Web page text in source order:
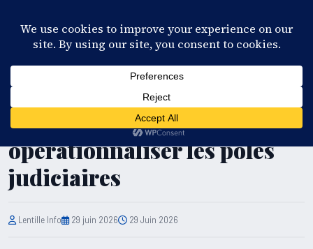
Haïti : les autorités veulent
opérationnaliser les pôles
judiciaires
Lentille Info 29 juin 2026 29 Juin 2026